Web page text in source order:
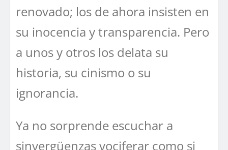
renovado; los de ahora insisten en
su inocencia y transparencia. Pero
a unos y otros los delata su
historia, su cinismo o su
ignorancia.
Ya no sorprende escuchar a
sinvergüenzas vociferar como si